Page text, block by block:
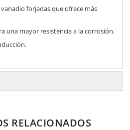
forjadas que ofrece más
una mayor resistencia a la corrosión.
RELACIONADOS